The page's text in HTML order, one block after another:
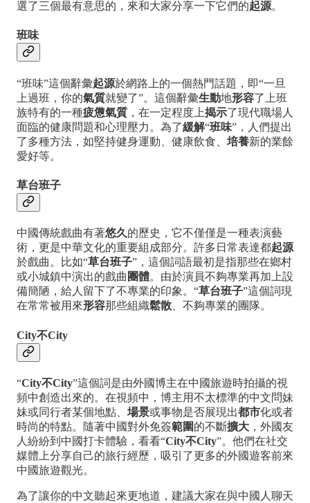
選了三個最有意思的，來和大家分享一下它們的起源。
班味
“班味”這個辭彙起源於網路上的一個熱門話題，即“一旦
上過班，你的氣質就變了”。這個辭彙生動地形容了上班
族特有的一種疲憊氣質 ，在一定程度上揭示了現代職場人
面臨的健康問題和心理壓力。為了緩解“班味”，人們提出
了多種方法，如堅持健身運動、健康飲食、 培養新的業餘
愛好等。
草台班子
中國傳統戲曲有著悠久的歷史，它不僅僅是一種表演藝
術，更是中華文化的重要組成部分。許多日常表達都起源
於戲曲。比如“草台班子”，這個詞語最初是指那些在鄉村
或小城鎮中演出的戲曲 團體。由於演員不夠專業再加上設
備簡陋，給人留下了不專業的印象。“草台班子”這個詞現
在常常被用來形容那些組織鬆散 、不夠專業的團隊。
City不City
“City不City”這個詞是由外國博主在中國旅遊時拍攝的視
頻中創造出來的。在視頻中，博主用不太標準的中文問妹
妹或同行者某個地點、 場景或事物是否展現出都市化或者
時尚的特點。隨著中國對外免簽範圍的不斷擴大 ，外國友
人紛紛到中國打卡體驗，看看“City不City”。他們在社交
媒體上分享自己的旅行經歷，吸引了更多的外國遊客前來
中國旅遊觀光。
為了讓你的中文聽起來更地道，建議大家在與中國人聊天